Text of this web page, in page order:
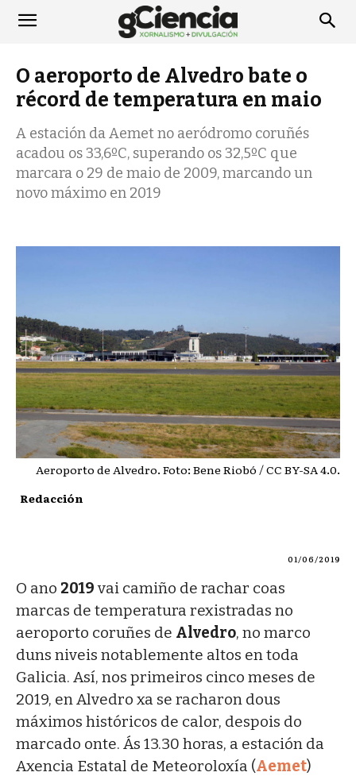
O aeroporto de Alvedro bate o
récord de temperatura en maio
A estación da Aemet no aeródromo coruñés
acadou os 33,6ºC, superando os 32,5ºC que
marcara o 29 de maio de 2009, marcando un
novo máximo en 2019
Aeroporto de Alvedro. Foto: Bene Riobó / CC BY-SA 4.0.
Redacción
01/06/2019
O ano 2019vai camiño de rachar coas
marcas de temperatura rexistradas no
aeroporto coruñes de Alvedro, no marco
duns niveis notablemente altos en toda
Galicia. Así, nos primeiros cinco meses de
2019, en Alvedro xa se racharon dous
máximos históricos de calor, despois do
marcado onte. Ás 13.30 horas, a estación da
Axencia Estatal de Meteoroloxía (Aemet)